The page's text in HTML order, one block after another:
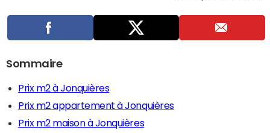
Sommaire
Prix m2 à Jonquières
Prix m2 appartement à Jonquières
Prix m2 maison à Jonquières